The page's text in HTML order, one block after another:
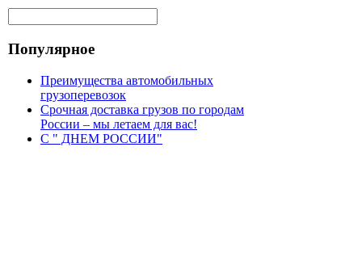
Популярное
Преимущества автомобильных
грузоперевозок
Срочная доставка грузов по городам
России – мы летаем для вас!
С " ДНЕМ РОССИИ"